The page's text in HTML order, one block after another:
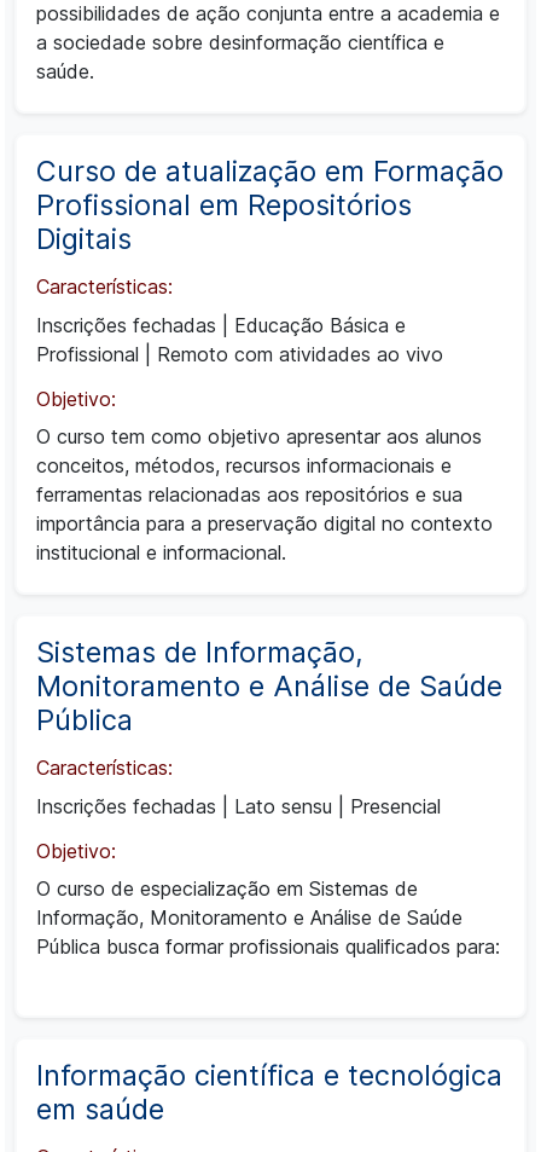
possibilidades de ação conjunta entre a academia e
a sociedade sobre desinformação científica e
saúde.
Curso de atualização em Formação
Profissional em Repositórios
Digitais
Características:
Inscrições fechadas
Educação Básica e
Profissional
Remoto com atividades ao vivo
Objetivo:
O curso tem como objetivo apresentar aos alunos
conceitos, métodos, recursos informacionais e
ferramentas relacionadas aos repositórios e sua
importância para a preservação digital no contexto
institucional e informacional.
Sistemas de Informação,
Monitoramento e Análise de Saúde
Pública
Características:
Inscrições fechadas
Lato sensu
Presencial
Objetivo:
O curso de especialização em Sistemas de
Informação, Monitoramento e Análise de Saúde
Pública busca formar profissionais qualificados para:
Informação científica e tecnológica
em saúde